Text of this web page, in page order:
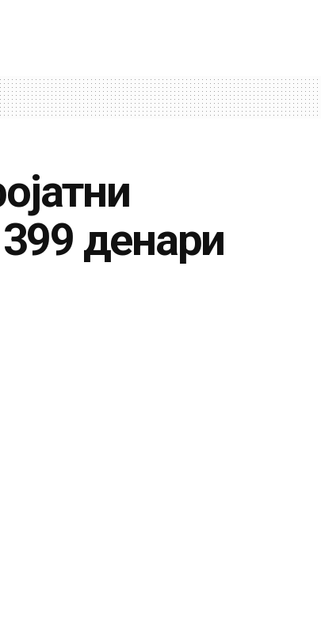
денари